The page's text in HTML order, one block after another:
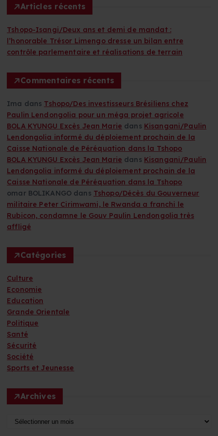
c
h
e
r
:
Articles récents
Tshopo-Isangi/Deux ans et demi de mandat :
l’honorable Trésor Limengo dresse un bilan entre
contrôle parlementaire et réalisations de terrain
Commentaires récents
Ima dans Tshopo/Des investisseurs Brésiliens chez
Paulin Lendongolia pour un méga projet agricole
BOLA KYUNGU Excès Jean Marie dans Kisangani/Paulin
Lendongolia informé du déploiement prochain de la
Caisse Nationale de Péréquation dans la Tshopo
BOLA KYUNGU Excès Jean Marie dans Kisangani/Paulin
Lendongolia informé du déploiement prochain de la
Caisse Nationale de Péréquation dans la Tshopo
omar BOLIKANGO dans Tshopo/Décès du Gouverneur
militaire Peter Cirimwami, le Rwanda a franchi le
Rubicon, condamne le Gouv Paulin Lendongolia très
affligé
Catégories
Culture
Economie
Education
Grande Orientale
Politique
Santé
Sécurité
Société
Sports et Jeunesse
Archives